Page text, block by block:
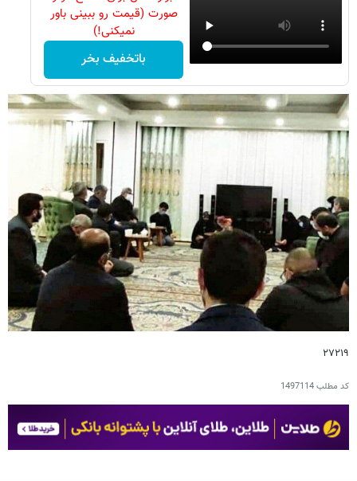
صورت (قیمت رو ببینی باور
نمیکنی!)
باتخفیف بخر
۲۷۲۱۹
کد مطلب1497114